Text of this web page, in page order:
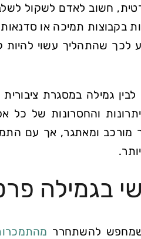
חשוב לאדם לשקול לשלב
בקבוצות תמיכה או
לכך שהתהליך עשוי
גמילה במסגרת
והחסרונות של כל
מורכב ומאתגר, אך עם
בגמילה
שמחפש להשתחרר